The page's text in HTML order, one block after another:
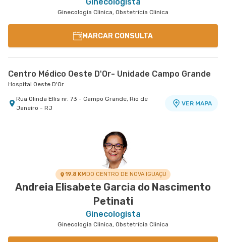
Ginecologia Clinica, Obstetrícia Clinica
MARCAR CONSULTA
Centro Médico Oeste D'Or- Unidade Campo Grande
Hospital Oeste D'Or
Rua Olinda Ellis nr. 73 - Campo Grande, Rio de
Janeiro - RJ
VER MAPA
19.8 KMDO CENTRO DE NOVA IGUAÇU
Andreia Elisabete Garcia do Nascimento
Petinati
Ginecologista
Ginecologia Clinica, Obstetrícia Clinica